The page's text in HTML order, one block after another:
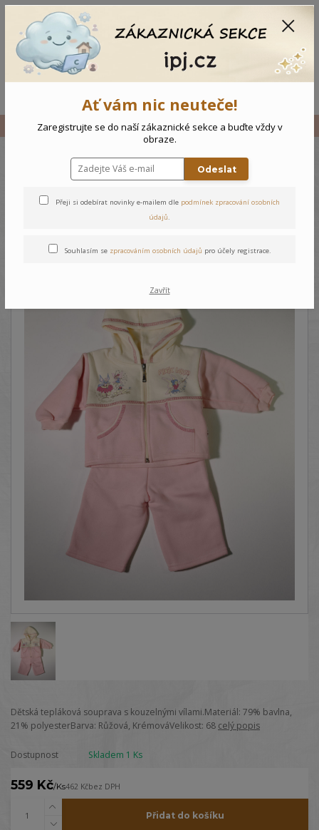
Vše Dětská tepláková souprava Víly
Dětská tepláková souprava
Víly
Dětská tepláková souprava s kouzelnými vílami.Materiál: 79% bavlna,
21% polyesterBarva: Růžová, KrémováVelikost: 68 celý popis
Dostupnost Skladem 1 Ks
559 Kč/Ks462 Kčbez DPH
Přidat do košíku
Ať vám nic neuteče!
Zaregistrujte se do naší zákaznické sekce a buďte vždy v
obraze.
Odeslat
Přeji si odebírat novinky e-mailem dle podmínek zpracování osobních
údajů.
Souhlasím se zpracováním osobních údajů pro účely registrace.
Zavřít